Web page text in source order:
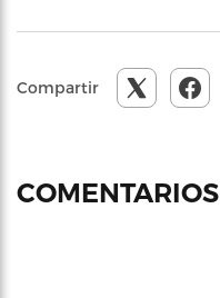
Compartir
COMENTARIOS